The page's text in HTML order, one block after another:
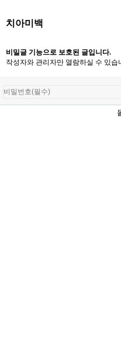
치아미백
비밀글 기능으로 보호된 글입니다.
작성자와 관리자만 열람하실 수 있